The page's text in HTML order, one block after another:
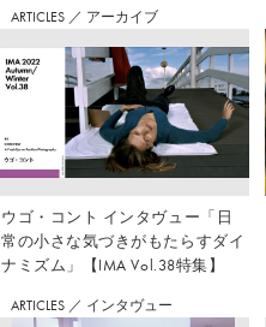
ARTICLES ／ アーカイブ
ウゴ・コント インタヴュー「日
常の小さな気づきがもたらすダイ
ナミズム」【IMA Vol.38特集】
ARTICLES ／ インタヴュー